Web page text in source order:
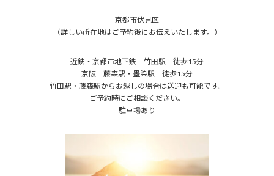
京都市伏見区
（詳しい所在地はご予約後にお伝えいたします。）
近鉄・京都市地下鉄 竹田駅 徒歩15分
京阪 藤森駅・墨染駅 徒歩15分
竹田駅・藤森駅からお越しの場合は送迎も可能です。
ご予約時にご相談ください。
駐車場あり